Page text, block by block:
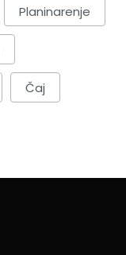
Planinarenje
Čaj